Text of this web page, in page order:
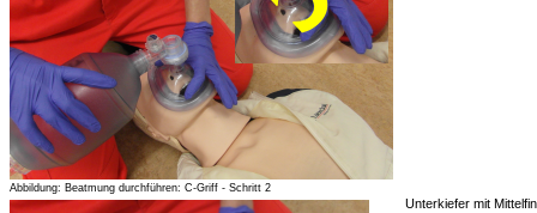
Abbildung: Beatmung durchführen: C-Griff - Schritt 2
Unterkiefer mit